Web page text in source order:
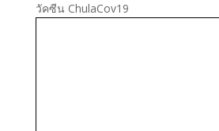
วัคซีน ChulaCov19